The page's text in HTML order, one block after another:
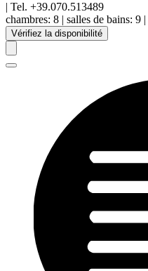
| Tel. +39.070.513489
chambres: 8 | salles de bains: 9 |
Vérifiez la disponibilité